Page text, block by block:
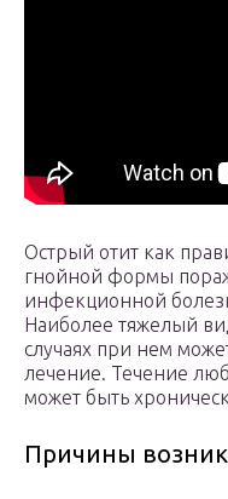
Острый отит как
гнойной формы
инфекционной
Наиболее тяжелый
случаях при нем
лечение. Течение
может быть
Причины